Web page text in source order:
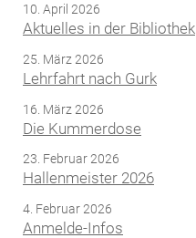
10. April 2026
Aktuelles in der Bibliothek
25. März 2026
Lehrfahrt nach Gurk
16. März 2026
Die Kummerdose
23. Februar 2026
Hallenmeister 2026
4. Februar 2026
Anmelde-Infos